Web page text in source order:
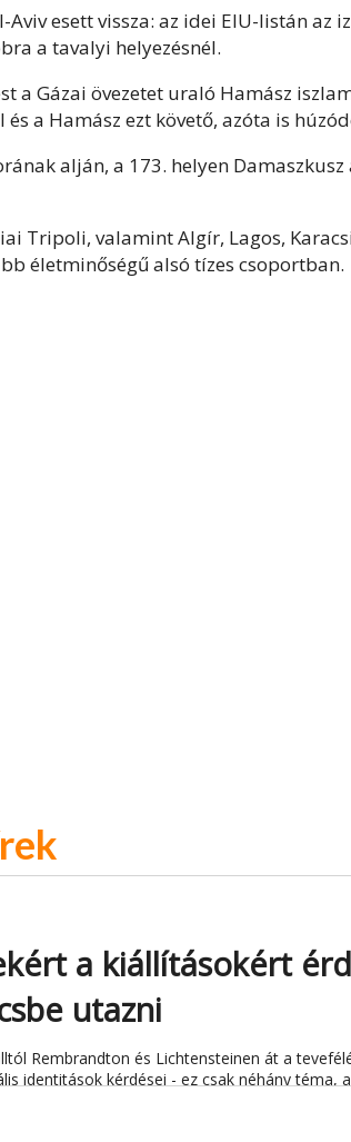
esett vissza: az idei EIU-listán az
a tavalyi helyezésnél.
a Gázai övezetet uraló Hamász
a Hamász ezt követő, azóta is
alján, a 173. helyen
Tripoli, valamint Algír, Lagos,
életminőségű alsó tízes csoportban.
a kiállításokért
utazni
Rembrandton és Lichtensteinen át a
identitások kérdései - ez csak néhány téma,